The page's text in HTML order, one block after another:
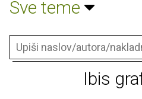
Sve teme
Ibis